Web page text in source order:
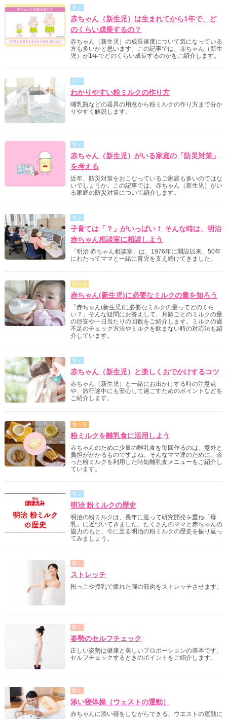
学ぶ
赤ちゃん（新生児）は生まれてから1年で、ど
のくらい成長するの？
赤ちゃん（新生児）の成長速度について気になっている
方も多いかと思います。この記事では、赤ちゃん（新生
児）が1年でどのくらい成長するのかをご紹介します。
学ぶ
わかりやすい粉ミルクの作り方
哺乳瓶などの器具の用意から粉ミルクの作り方まで分か
りやすく解説します。
学ぶ
赤ちゃん（新生児）がいる家庭の「防災対策」
を考える
近年、防災対策をおこなっているご家庭も多いのではな
いでしょうか。この記事では、赤ちゃん（新生児）がい
る家庭の防災対策について紹介します。
学ぶ
子育ては「？」がいっぱい！ そんな時は、明治
赤ちゃん相談室に相談しよう
「明治 赤ちゃん相談室」は、1976年に開設以来、50年
にわたってママと一緒に育児を支え続けてきました。
尋ねる
赤ちゃん(新生児)に必要なミルクの量を知ろう
「赤ちゃん(新生児)に必要なミルクの量ってどのくら
い？」そんな疑問にお答えして、月齢ごとのミルクの量
の目安や一日当たりの回数をご紹介します。ミルクの過
不足のチェック方法やミルクを飲まない時の対応法も紹
介しています。
学ぶ
赤ちゃん（新生児）と楽しくおでかけするコツ
赤ちゃん（新生児）と一緒にお出かけする時の注意点
や、旅行途中にも安心して過ごすためのポイントなどを
ご紹介します。
食べる
粉ミルクを離乳食に活用しよう
赤ちゃんのために少量の離乳食を毎回作るのは、意外と
負担がかかるものですよね。そんなママ達のために、余
った粉ミルクを利用した時短離乳食メニューをご紹介し
ています。
学ぶ
明治 粉ミルクの歴史
明治の粉ミルクは、長年に渡って研究開発を重ね「母
乳」に近づいてきました。たくさんのママと赤ちゃんの
協力のもと、今に至る明治の粉ミルクの歴史を振り返っ
てみましょう。
動く
ストレッチ
抱っこや授乳で疲れた腕の筋肉をストレッチさせます。
動く
姿勢のセルフチェック
正しい姿勢は健康と美しいプロポーションの基本です。
セルフチェックするときのポイントをご紹介します。
動く
添い寝体操（ウェストの運動）
赤ちゃんに添い寝をしながらできる、ウエストの運動に